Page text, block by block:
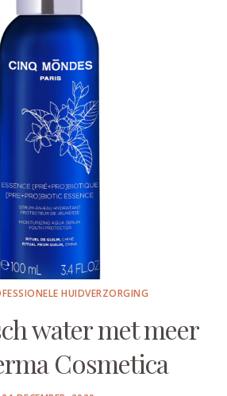
HUIDVERZORGING
water met meer
Cosmetica